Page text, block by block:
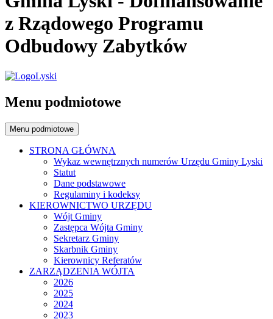
z Rządowego Programu
Odbudowy Zabytków
Menu podmiotowe
Menu podmiotowe
STRONA GŁÓWNA
Wykaz wewnętrznych numerów Urzędu Gminy Lyski
Statut
Dane podstawowe
Regulaminy i kodeksy
KIEROWNICTWO URZĘDU
Wójt Gminy
Zastępca Wójta Gminy
Sekretarz Gminy
Skarbnik Gminy
Kierownicy Referatów
ZARZĄDZENIA WÓJTA
2026
2025
2024
2023